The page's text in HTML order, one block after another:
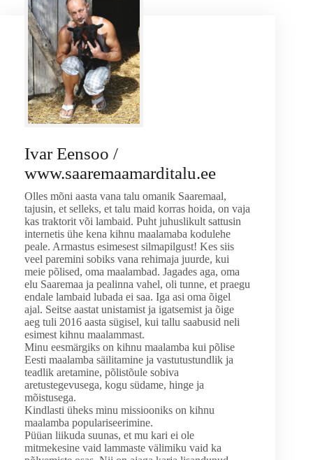
Ivar Eensoo /
www.saaremaamarditalu.ee
Olles mõni aasta vana talu omanik Saaremaal,
tajusin, et selleks, et talu maid korras hoida, on vaja
kas traktorit või lambaid. Puht juhuslikult sattusin
internetis ühe kena kihnu maalamaba kodulehe
peale. Armastus esimesest silmapilgust! Kes siis
veel paremini sobiks vana rehimaja juurde, kui
meie põlised, oma maalambad. Jagades aga, oma
elu Saaremaa ja pealinna vahel, oli tunne, et praegu
endale lambaid lubada ei saa. Iga asi oma õigel
ajal. Seitse aastat unistamist ja igatsemist ja õige
aeg tuli 2016 aasta sügisel, kui tallu saabusid neli
esimest kihnu maalammast.
Minu eesmärgiks on kihnu maalamba kui põlise
Eesti maalamba säilitamine ja vastutustundlik ja
teadlik aretamine, põlistõule sobiva
aretustegevusega, kogu südame, hinge ja
mõistusega.
Kindlasti üheks minu missiooniks on kihnu
maalamba populariseerimine.
Püüan liikuda suunas, et mu kari ei ole
mitmekesine vaid lammaste välimiku vaid ka